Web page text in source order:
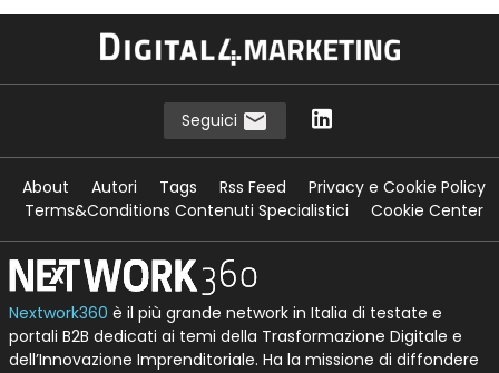
Seguici
About Autori Tags Rss Feed
Privacy e Cookie Policy
Terms&Conditions Contenuti Specialistici
Cookie Center
Nextwork360 è il più grande network in Italia di testate e
portali B2B dedicati ai temi della Trasformazione Digitale e
dell’Innovazione Imprenditoriale. Ha la missione di diffondere